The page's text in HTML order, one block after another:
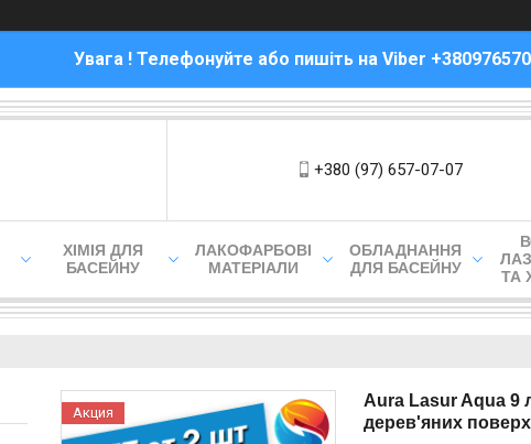
Увага ! Телефонуйте або пишіть на Viber
+380 (97) 657-07-07
ХІМІЯ ДЛЯ
БАСЕЙНУ
ЛАКОФАРБОВІ
МАТЕРІАЛИ
ОБЛАДНАННЯ
ДЛЯ БАСЕЙНУ
ТА
Акция
Aura Lasur Aqua 9
дерев'яних